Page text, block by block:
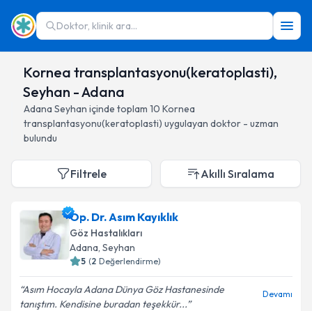
Doktor, klinik ara...
Kornea transplantasyonu(keratoplasti),
Seyhan - Adana
Adana Seyhan içinde toplam 10 Kornea
transplantasyonu(keratoplasti) uygulayan doktor - uzman
bulundu
Filtrele Akıllı Sıralama
Op. Dr. Asım Kayıklık
Göz Hastalıkları
Adana, Seyhan
5 (2 Değerlendirme)
Asım Hocayla Adana Dünya Göz Hastanesinde
tanıştım. Kendisine buradan teşekkür...
Devamı